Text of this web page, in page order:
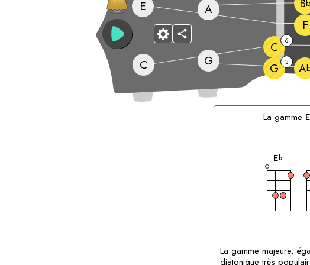
G G 3 A
C
C 6
E
F
A b
La gamme
Accords
correspondants:
Eb
La gamme majeure,
diatonique très